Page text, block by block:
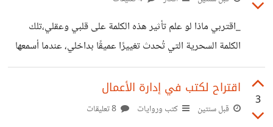
قلبي،أتساءل مرارًا وتكرارا كيف يأتي الحب مع كل هذه
القيود،هل يُعقل أن يكون الحب هو ما يبعدني عن
_اقتربي ماذا لو علم تأثير هذه الكلمة على قلبي وعقلي،تلك
الكلمة السحرية التي تُحدث تغييرًا عميقًا بداخلي، عندما أسمعها
بصوته تتلاشى الفوضى التي تدور في رأسي وكأنها ضوء يبدد
الظلمات، وقلبي الذي كاد يقتلع من القلق هدأ تلقائيًا ،فكانت
3
اقتراح لكتب في إدارة الأعمال
قبل سنتين كتب وروايات